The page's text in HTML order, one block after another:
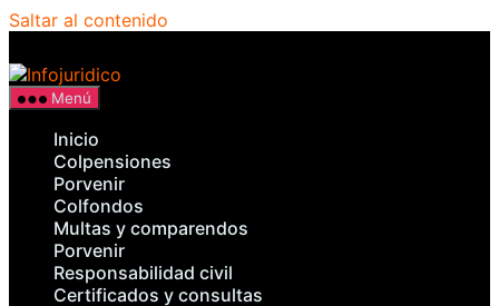
Saltar al contenido
Menú
Inicio
Colpensiones
Porvenir
Colfondos
Multas y comparendos
Porvenir
Responsabilidad civil
Certificados y consultas